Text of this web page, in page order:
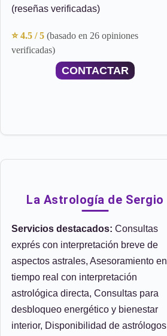
(reseñas verificadas)
⭐ 4.5 / 5 (basado en 26 opiniones
verificadas)
CONTACTAR
La Astrología de Sergio
Servicios destacados: Consultas
exprés con interpretación breve de
aspectos astrales, Asesoramiento en
tiempo real con interpretación
astrológica directa, Consultas para
desbloqueo energético y bienestar
interior, Disponibilidad de astrólogos